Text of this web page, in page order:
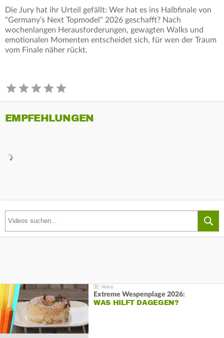
Die Jury hat ihr Urteil gefällt: Wer hat es ins Halbfinale von
"Germany’s Next Topmodel" 2026 geschafft? Nach
wochenlangen Herausforderungen, gewagten Walks und
emotionalen Momenten entscheidet sich, für wen der Traum
vom Finale näher rückt.
EMPFEHLUNGEN
Extreme Wespenplage 2026:
WAS HILFT DAGEGEN?